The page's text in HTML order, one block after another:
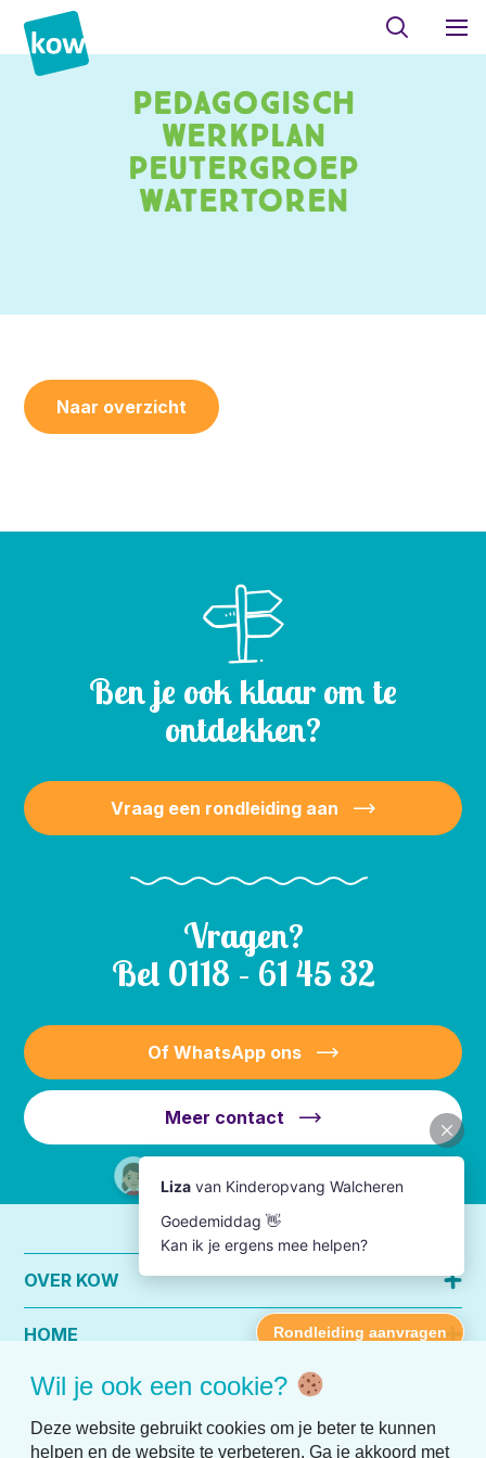
Pedagogisch
werkplan
peutergroep
Watertoren
Naar overzicht
Ben je ook klaar om te
ontdekken?
Vraag een rondleiding aan
Vragen?
Bel 0118 – 61 45 32
Of WhatsApp ons
Meer contact
OVER KOW
HOME
PRAKTISCHE INFO
Wil je ook een cookie?
Deze website gebruikt cookies om je beter te kunnen
helpen en de website te verbeteren. Ga je akkoord met